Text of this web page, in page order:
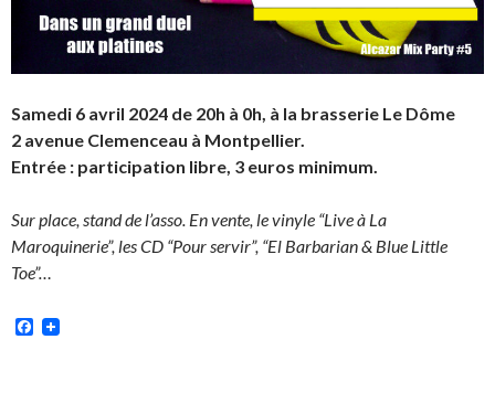
Samedi 6 avril 2024 de 20h à 0h, à la brasserie Le Dôme
2 avenue Clemenceau à Montpellier.
Entrée : participation libre, 3 euros minimum.
Sur place, stand de l’asso. En vente, le vinyle “Live à La
Maroquinerie”, les CD “Pour servir”, “El Barbarian & Blue Little
Toe”…
Facebook